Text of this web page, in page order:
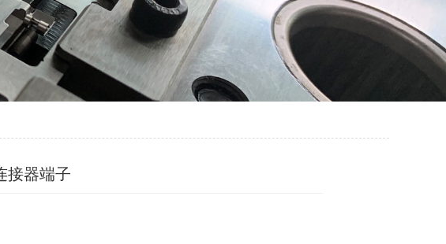
接器端子